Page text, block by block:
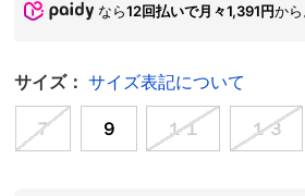
なら12回払いで月々1,391円か
サイズ： サイズ表記について
７ ９ １１ １３